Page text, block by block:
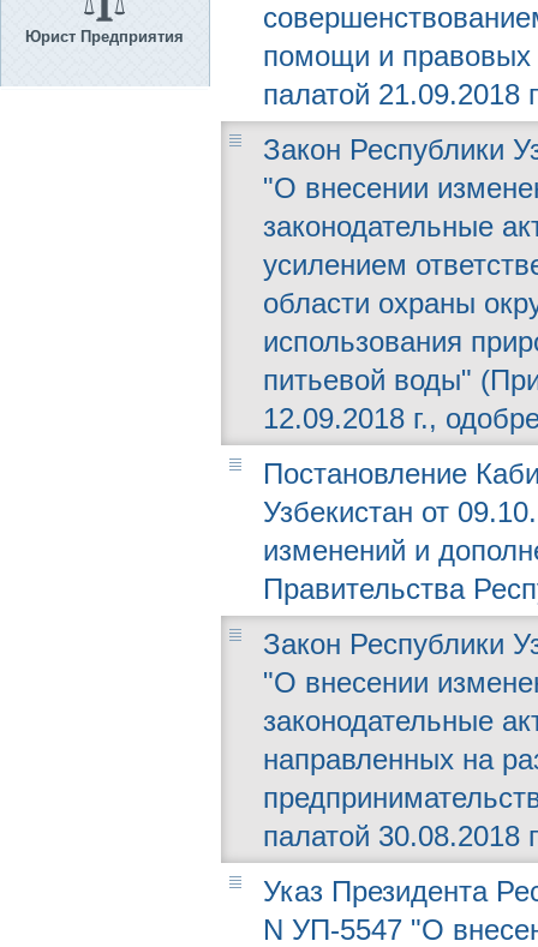
Юрист Предприятия
помощи и правовых
палатой 21.09.2018
Закон Республики
"О внесении
законодательные
усилением
области охраны
использования
питьевой воды"
12.09.2018 г.,
Постановление
Узбекистан от
изменений и
Правительства
Закон Республики
"О внесении
законодательные
направленных на
палатой 30.08.2018
Указ Президента
N УП-5547 "О